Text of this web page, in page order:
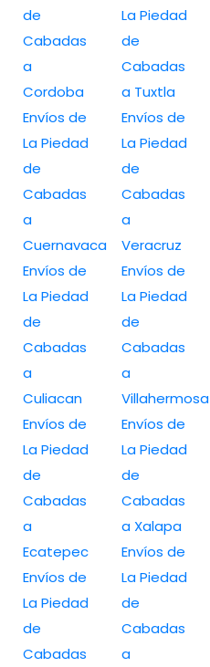
de
Cabadas
a
Cordoba
Envíos de
La Piedad
de
Cabadas
a
Cuernavaca
Envíos de
La Piedad
de
Cabadas
a
Culiacan
Envíos de
La Piedad
de
Cabadas
a
Ecatepec
Envíos de
La Piedad
de
Cabadas
La Piedad
de
Cabadas
a Tuxtla
Envíos de
La Piedad
de
Cabadas
a
Veracruz
Envíos de
La Piedad
de
Cabadas
a
Villahermosa
Envíos de
La Piedad
de
Cabadas
a Xalapa
Envíos de
La Piedad
de
Cabadas
a